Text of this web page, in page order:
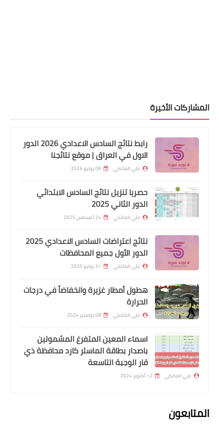
اخبار العامة
خلال اجتماعه مع القيادات
والعسكرية في مقر قيادة عمليات
اخبار وقرارت التربية
الأخيرة
رابط نتائج السادس الاعدادي 2026 الدور
الاول في العراق | موقع نتائجنا
علي المالكي 09 يوليو 2026
حصريا تنزيل نتائج السادس الابتدائي
الدور الثاني 2025
علي المالكي 24 أغسطس 2025
نتائج اعتراضات السادس الاعدادي 2025
الدور الأول جميع المحافظات
علي المالكي 31 يوليو 2025
هطول أمطار غزيرة وانخفاضاً في درجات
الحرارة
علي المالكي 08 نوفمبر 2024
اسماء المعين المتفرغ المشمولين
باصدار بطاقة الماستر كارد محافظة ذي
قار الوجبة التاسعة
12 أكتوبر 2024